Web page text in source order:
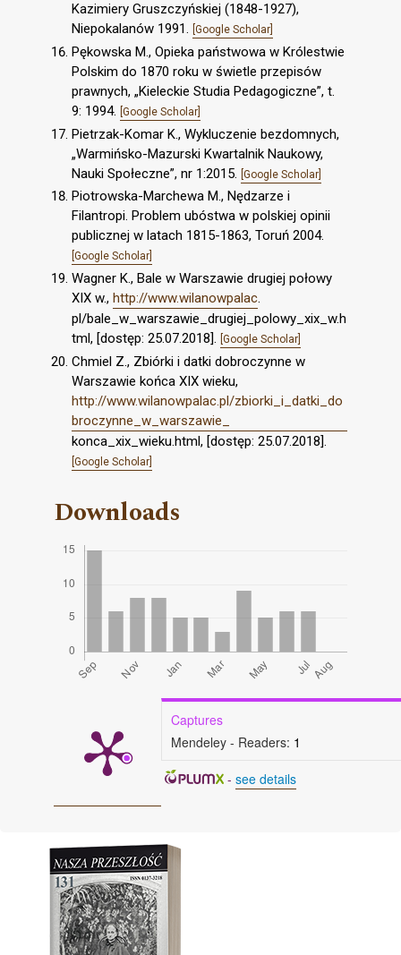
Kazimiery Gruszczyńskiej (1848-1927),
Niepokalanów 1991. [Google Scholar]
Pękowska M., Opieka państwowa w Królestwie
Polskim do 1870 roku w świetle przepisów
prawnych, „Kieleckie Studia Pedagogiczne”, t.
9: 1994. [Google Scholar]
Pietrzak-Komar K., Wykluczenie bezdomnych,
„Warmińsko-Mazurski Kwartalnik Naukowy,
Nauki Społeczne”, nr 1:2015.
[Google Scholar]
Piotrowska-Marchewa M., Nędzarze i
Filantropi. Problem ubóstwa w polskiej opinii
publicznej w latach 1815-1863, Toruń 2004.
[Google Scholar]
Wagner K., Bale w Warszawie drugiej połowy
XIX w., http://www.wilanowpalac.
pl/bale_w_warszawie_drugiej_polowy_xix_w.h
tml, [dostęp: 25.07.2018]. [Google Scholar]
Chmiel Z., Zbiórki i datki dobroczynne w
Warszawie końca XIX wieku,
http://www.wilanowpalac.pl/zbiorki_i_datki_do
broczynne_w_warszawie_
konca_xix_wieku.html, [dostęp: 25.07.2018].
[Google Scholar]
Downloads
Captures
Mendeley - Readers: 1
- see details
Cover image